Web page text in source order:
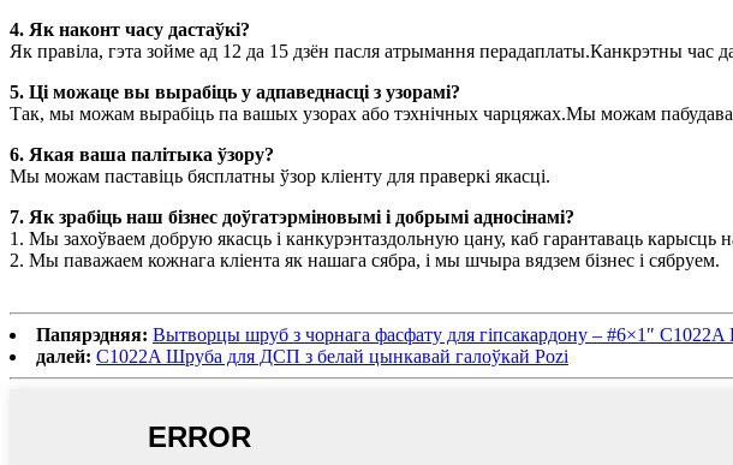
4. Як наконт часу дастаўкі?
Як правіла, гэта зойме ад 12 да 15 дзён пасля атрымання перадаплаты.Канкрэтны час
5. Ці можаце вы вырабіць у адпаведнасці з узорамі?
Так, мы можам вырабіць па вашых узорах або тэхнічных чарцяжах.Мы можам
6. Якая ваша палітыка ўзору?
Мы можам паставіць бясплатны ўзор кліенту для праверкі якасці.
7. Як зрабіць наш бізнес доўгатэрміновымі і добрымі адносінамі?
1. Мы захоўваем добрую якасць і канкурэнтаздольную цану, каб гарантаваць карысць
2. Мы паважаем кожнага кліента як нашага сябра, і мы шчыра вядзем бізнес і сябруем.
Папярэдняя: Вытворцы шруб з чорнага фасфату для гіпсакардону – #6×1″
далей: C1022A Шруба для ДСП з белай цынкавай галоўкай Pozi